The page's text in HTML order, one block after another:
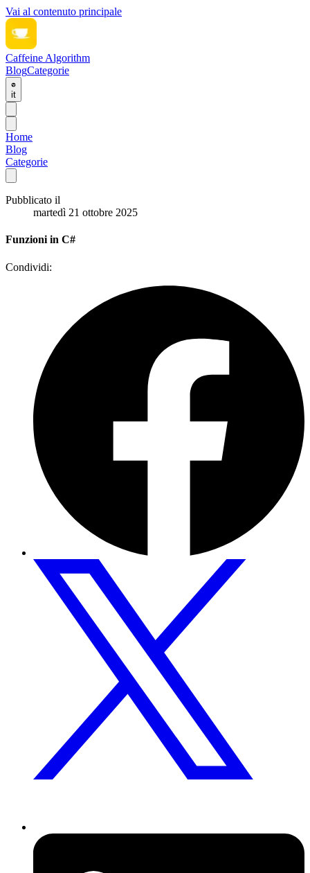
Vai al contenuto principale
Caffeine Algorithm
BlogCategorie
it
Home
Blog
Categorie
Pubblicato il
martedì 21 ottobre 2025
Funzioni in C#
Condividi: